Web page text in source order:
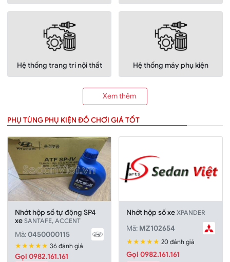
Hệ thống trang trí nội thất Hệ thống máy phụ kiện
Xem thêm
PHỤ TÙNG PHỤ KIỆN ĐỒ CHƠI GIÁ TỐT
Nhớt hộp số tự động SP4
xeSANTAFE, ACCENT
Mã:0450000115
★★★★★ 36 đánh giá
Gọi 0982.161.161
Nhớt hộp số xeXPANDER
Mã: MZ102654
★★★★★ 20 đánh giá
Gọi 0982.161.161